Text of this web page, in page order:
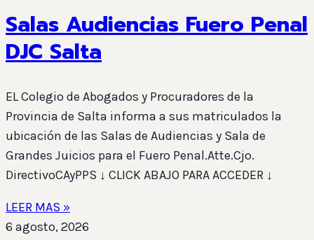
Salas Audiencias Fuero Penal
DJC Salta
EL Colegio de Abogados y Procuradores de la
Provincia de Salta informa a sus matriculados la
ubicación de las Salas de Audiencias y Sala de
Grandes Juicios para el Fuero Penal.Atte.Cjo.
DirectivoCAyPPS ↓ CLICK ABAJO PARA ACCEDER ↓
LEER MAS »
6 agosto, 2026